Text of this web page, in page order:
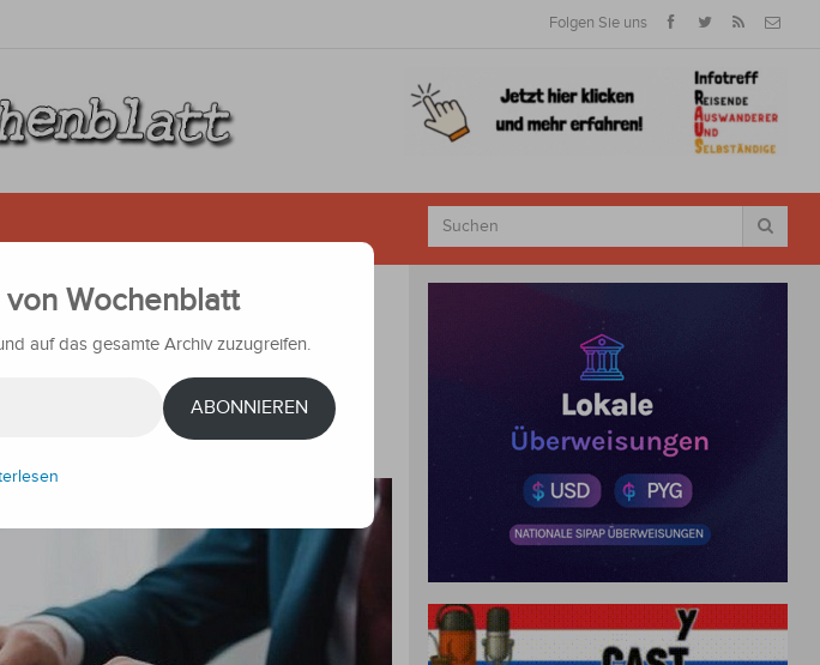
Folgen Sie uns
Arbeitsplatz
Wochenblatt
auf das gesamte Archiv zuzugreifen.
ABONNIEREN